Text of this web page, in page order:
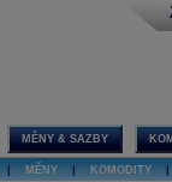
MĚNY & SAZBY
MĚNY KOMODITY